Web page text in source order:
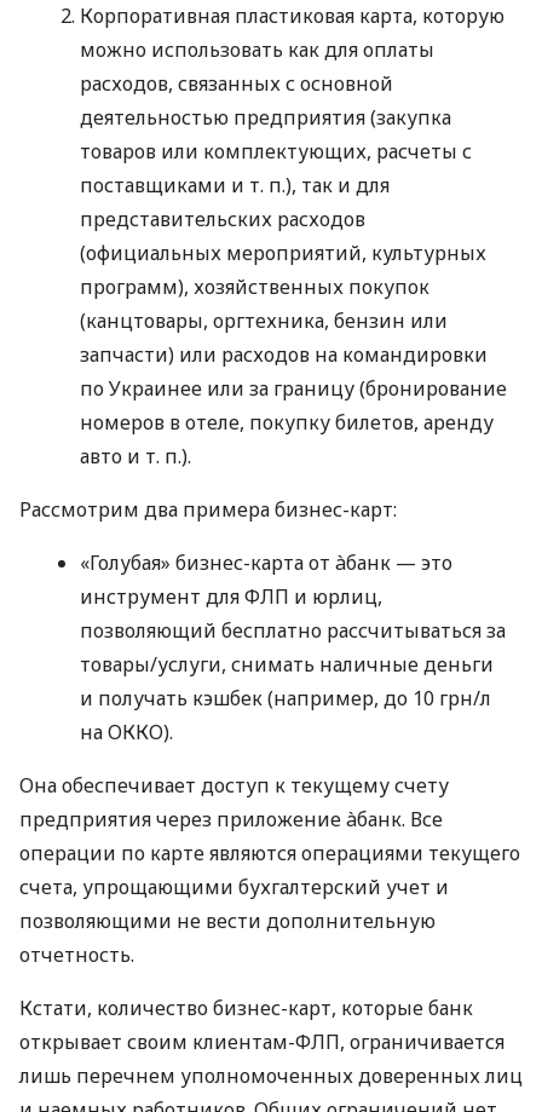
Корпоративная пластиковая карта, которую
можно использовать как для оплаты
расходов, связанных с основной
деятельностью предприятия (закупка
товаров или комплектующих, расчеты с
поставщиками и т. п.), так и для
представительских расходов
(официальных мероприятий, культурных
программ), хозяйственных покупок
(канцтовары, оргтехника, бензин или
запчасти) или расходов на командировки
по Украинее или за границу (бронирование
номеров в отеле, покупку билетов, аренду
авто и т. п.).
Рассмотрим два примера бизнес-карт:
«Голубая» бизнес-карта от àбанк — это
инструмент для ФЛП и юрлиц,
позволяющий бесплатно рассчитываться за
товары/услуги, снимать наличные деньги
и получать кэшбек (например, до 10 грн/л
на ОККО).
Она обеспечивает доступ к текущему счету
предприятия через приложение àбанк. Все
операции по карте являются операциями текущего
счета, упрощающими бухгалтерский учет и
позволяющими не вести дополнительную
отчетность.
Кстати, количество бизнес-карт, которые банк
открывает своим клиентам-ФЛП, ограничивается
лишь перечнем уполномоченных доверенных лиц